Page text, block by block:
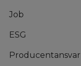
Job
ESG
Producentansvar